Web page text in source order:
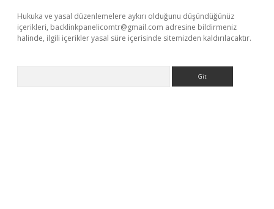
Hukuka ve yasal düzenlemelere aykırı olduğunu düşündüğünüz
içerikleri, backlinkpanelicomtr@gmail.com adresine bildirmeniz
halinde, ilgili içerikler yasal süre içerisinde sitemizden kaldırılacaktır.